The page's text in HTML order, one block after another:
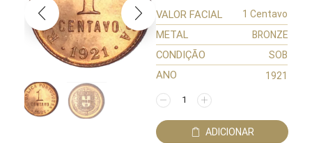
VALOR FACIAL 1 Centavo
METAL BRONZE
CONDIÇÃO SOB
ANO 1921
ADICIONAR